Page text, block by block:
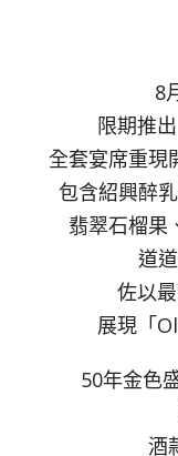
8
限期推
全套宴席重現
包含紹興醉
翡翠石榴果
道
佐以
展現「
50年金色
酒